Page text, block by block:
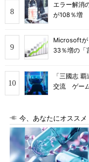
エラー解消
が108％増
Microsoft
33％増の「
「三國志
交流 ゲー
今、あなたにオススメ